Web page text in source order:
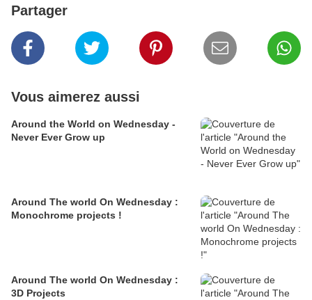
Partager
Vous aimerez aussi
Around the World on Wednesday -
Never Ever Grow up
Around The world On Wednesday :
Monochrome projects !
Around The world On Wednesday :
3D Projects